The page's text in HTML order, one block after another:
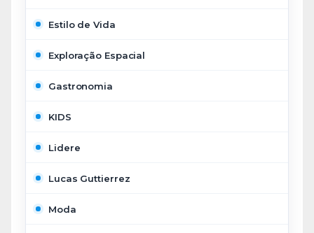
Estilo de Vida
Exploração Espacial
Gastronomia
KIDS
Lidere
Lucas Guttierrez
Moda